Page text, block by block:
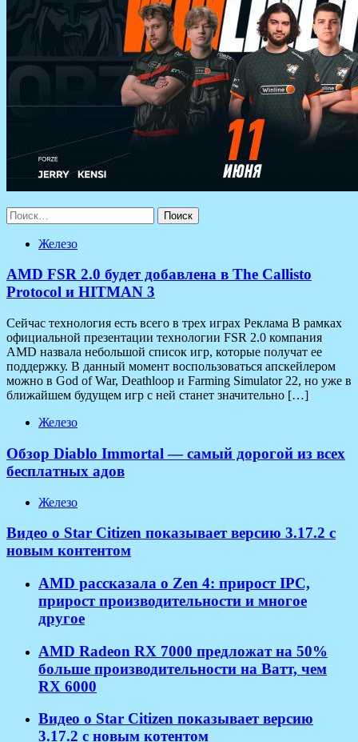
Найти:
Железо
AMD FSR 2.0 будет добавлена в The Callisto
Protocol и HITMAN 3
Сейчас технология есть всего в трех играх Реклама В рамках
официальной презентации технологии FSR 2.0 компания
AMD назвала небольшой список игр, которые получат ее
поддержку. В данный момент воспользоваться апскейлером
можно в God of War, Deathloop и Farming Simulator 22, но уже в
ближайшем будущем игр с ней станет значительно […]
Железо
Обзор Diablo Immortal — самый дорогой из всех
бесплатных адов
Железо
Видео о Star Citizen показывает версию 3.17.2 с
новым контентом
AMD рассказала о Zen 4: прирост IPC,
прирост производительности и многое
другое
AMD Radeon RX 7000 предложат на 50%
больше производительности на Ватт, чем
RX 6000
Видео о Star Citizen показывает версию
3.17.2 с новым котентом